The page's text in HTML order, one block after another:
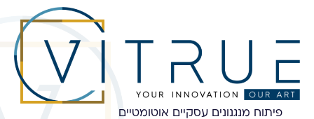
פיתוח מנגנונים עסקיים אוטומטיים